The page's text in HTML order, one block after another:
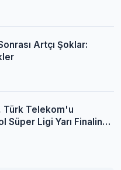
Artçı Şoklar:
Türk Telekom'u
Süper Ligi Yarı Finaline